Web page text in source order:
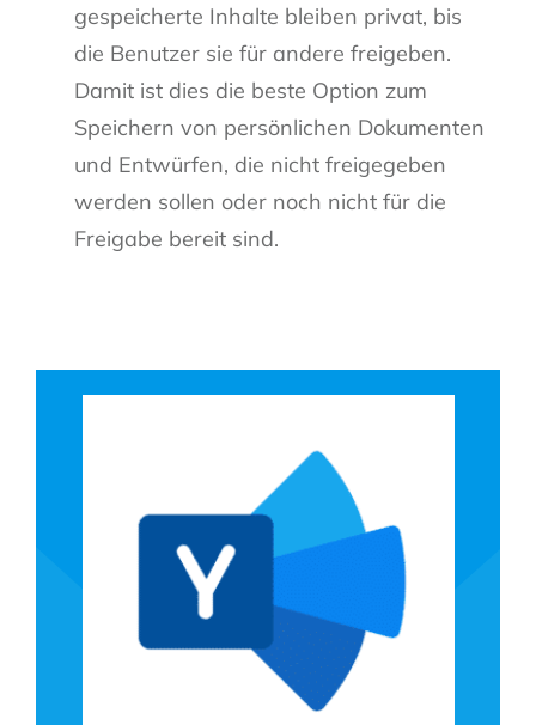
gespeicherte Inhalte bleiben privat, bis
die Benutzer sie für andere freigeben.
Damit ist dies die beste Option zum
Speichern von persönlichen Dokumenten
und Entwürfen, die nicht freigegeben
werden sollen oder noch nicht für die
Freigabe bereit sind.